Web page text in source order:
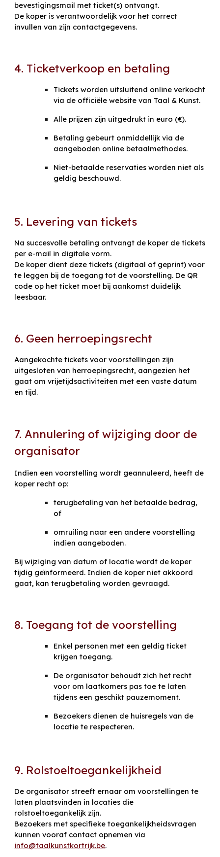
bevestigingsmail met ticket(s) ontvangt.
De koper is verantwoordelijk voor het correct
invullen van zijn contactgegevens.
4. Ticketverkoop en betaling
Tickets worden uitsluitend online verkocht
via de officiële website van Taal & Kunst.
Alle prijzen zijn uitgedrukt in euro (€).
Betaling gebeurt onmiddellijk via de
aangeboden online betaalmethodes.
Niet-betaalde reservaties worden niet als
geldig beschouwd.
5. Levering van tickets
Na succesvolle betaling ontvangt de koper de tickets
per e-mail in digitale vorm.
De koper dient deze tickets (digitaal of geprint) voor
te leggen bij de toegang tot de voorstelling. De QR
code op het ticket moet bij aankomst duidelijk
leesbaar.
6. Geen herroepingsrecht
Aangekochte tickets voor voorstellingen zijn
uitgesloten van herroepingsrecht, aangezien het
gaat om vrijetijdsactiviteiten met een vaste datum
en tijd.
7. Annulering of wijziging door de
organisator
Indien een voorstelling wordt geannuleerd, heeft de
koper recht op:
terugbetaling van het betaalde bedrag,
of
omruiling naar een andere voorstelling
indien aangeboden.
Bij wijziging van datum of locatie wordt de koper
tijdig geïnformeerd. Indien de koper niet akkoord
gaat, kan terugbetaling worden gevraagd.
8. Toegang tot de voorstelling
Enkel personen met een geldig ticket
krijgen toegang.
De organisator behoudt zich het recht
voor om laatkomers pas toe te laten
tijdens een geschikt pauzemoment.
Bezoekers dienen de huisregels van de
locatie te respecteren.
9. Rolstoeltoegankelijkheid
De organisator streeft ernaar om voorstellingen te
laten plaatsvinden in locaties die
rolstoeltoegankelijk zijn.
Bezoekers met specifieke toegankelijkheidsvragen
kunnen vooraf contact opnemen via
info@taalkunstkortrijk.be.